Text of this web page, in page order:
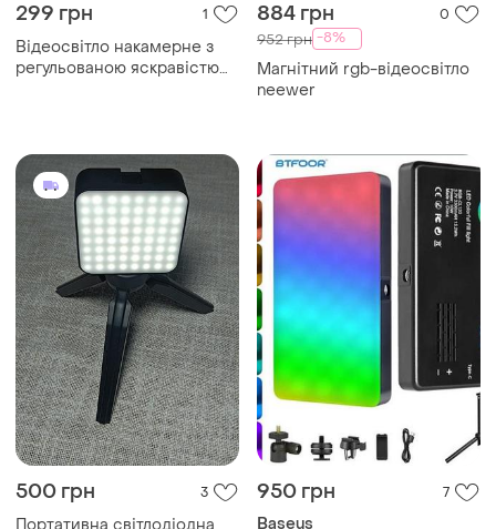
299 грн 1
Відеосвітло накамерне з
регульованою яскравістю
884 грн 0
952 грн -8%
Магнітний rgb-відеосвітло
neewer
500 грн 3
Портативна світлодіодна
950 грн 7
Baseus